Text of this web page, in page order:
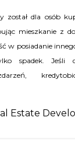
został dla osób
mieszkanie z
w posiadanie
spadek. Jeśli
Estate